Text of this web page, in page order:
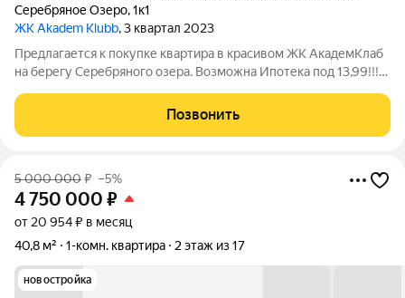
Серебряное Озеро,1к1
ЖК Akadem Klubb, 3 квартал 2023
Предлагается к покупке квартира в красивом ЖК АкадемКлаб
на берегу Серебряного озера. Возможна Ипотека под 13,99!!!
находиться на 5 этаже. ЖК АкадемКлаб расположен в 5
минутах езды от ул Арбузова.
Позвонить
5 000 000₽ –5%
4 750 000 ₽
от 20 954 ₽ в месяц
40,8 м²
1-комн. квартира 2 этаж из 17
новостройка